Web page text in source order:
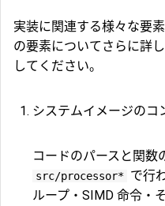
実装に関連する様々な要
の要素についてさらに詳
してください。
システムイメージのコ
コードのパースと関数
src/processor* で行
ループ・SIMD 命令・